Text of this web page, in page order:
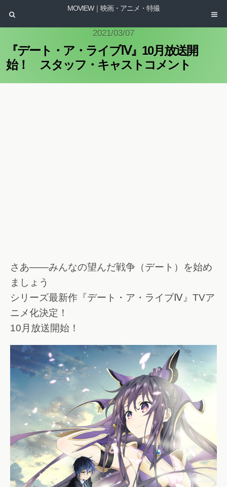
MOVIEW｜映画・アニメ・特撮
2021/03/07
『デート・ア・ライブⅣ』10月放送開
始！ スタッフ・キャストコメント
さあ――みんなの望んだ戦争（デート）を始め
ましょう
シリーズ最新作『デート・ア・ライブⅣ』TVア
ニメ化決定！
10月放送開始！